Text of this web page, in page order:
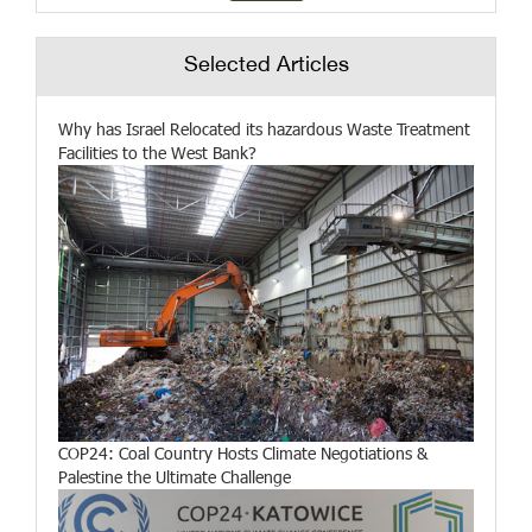
Selected Articles
Why has Israel Relocated its hazardous Waste Treatment
Facilities to the West Bank?
COP24: Coal Country Hosts Climate Negotiations &
Palestine the Ultimate Challenge